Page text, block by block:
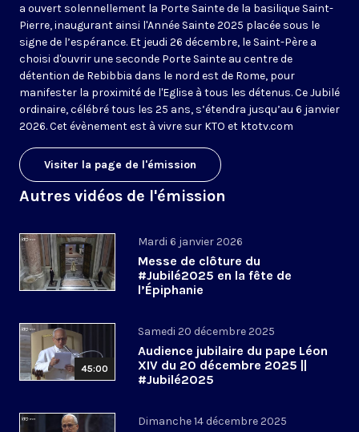
a ouvert solennellement la Porte Sainte de la basilique Saint-
Pierre, inaugurant ainsi l'Année Sainte 2025 placée sous le
signe de l’espérance. Et jeudi 26 décembre, le Saint-Père a
choisi d'ouvrir une seconde Porte Sainte au centre de
détention de Rebibbia dans le nord est de Rome, pour
manifester la proximité de l'Eglise à tous les détenus. Ce Jubilé
ordinaire, célébré tous les 25 ans, s’étendra jusqu’au 6 janvier
2026. Cet évènement est à vivre sur KTO et ktotv.com
Visiter la page de l'émission
Autres vidéos de l'émission
Mardi 6 janvier 2026
Messe de clôture du
#Jubilé2025 en la fête de
l’Épiphanie
45:00
Samedi 20 décembre 2025
Audience jubilaire du pape Léon
XIV du 20 décembre 2025 ||
#Jubilé2025
Dimanche 14 décembre 2025